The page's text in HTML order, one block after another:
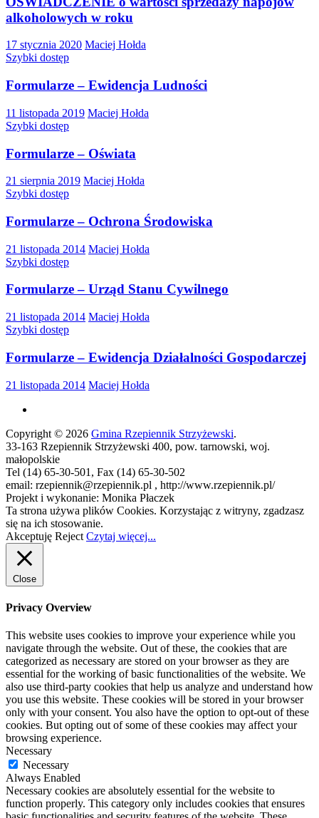
alkoholowych w roku
17 stycznia 2020 Maciej Hołda
Szybki dostęp
Formularze – Ewidencja Ludności
11 listopada 2019 Maciej Hołda
Szybki dostęp
Formularze – Oświata
21 sierpnia 2019 Maciej Hołda
Szybki dostęp
Formularze – Ochrona Środowiska
21 listopada 2014 Maciej Hołda
Szybki dostęp
Formularze – Urząd Stanu Cywilnego
21 listopada 2014 Maciej Hołda
Szybki dostęp
Formularze – Ewidencja Działalności Gospodarczej
21 listopada 2014 Maciej Hołda
Copyright © 2026 Gmina Rzepiennik Strzyżewski.
33-163 Rzepiennik Strzyżewski 400, pow. tarnowski, woj.
małopolskie
Tel (14) 65-30-501, Fax (14) 65-30-502
email: rzepiennik@rzepiennik.pl , http://www.rzepiennik.pl/
Projekt i wykonanie: Monika Płaczek
Ta strona używa plików Cookies. Korzystając z witryny, zgadzasz
się na ich stosowanie.
Akceptuję Reject Czytaj więcej...
Close
Privacy Overview
This website uses cookies to improve your experience while you
navigate through the website. Out of these, the cookies that are
categorized as necessary are stored on your browser as they are
essential for the working of basic functionalities of the website. We
also use third-party cookies that help us analyze and understand how
you use this website. These cookies will be stored in your browser
only with your consent. You also have the option to opt-out of these
cookies. But opting out of some of these cookies may affect your
browsing experience.
Necessary
Necessary
Always Enabled
Necessary cookies are absolutely essential for the website to
function properly. This category only includes cookies that ensures